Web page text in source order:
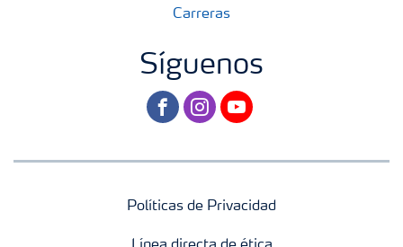
Carreras
Síguenos
facebookinstagram
youtube
Políticas de Privacidad